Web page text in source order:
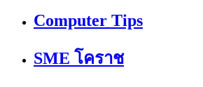
Computer Tips
SME โคราช